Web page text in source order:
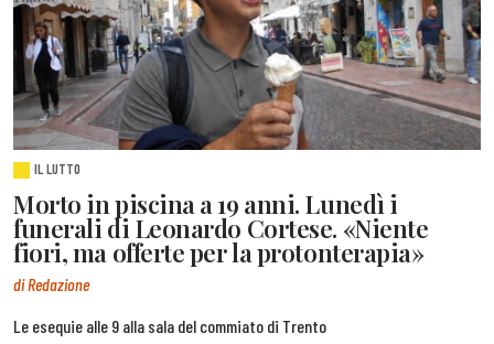
IL LUTTO
Morto in piscina a 19 anni. Lunedì i
funerali di Leonardo Cortese. «Niente
fiori, ma offerte per la protonterapia»
di Redazione
Le esequie alle 9 alla sala del commiato di Trento